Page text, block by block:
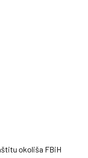
okoliša FBiH